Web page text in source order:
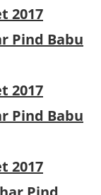
2017
Pind Babu
2017
Pind Babu
2017